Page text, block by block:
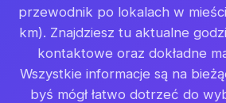
przewodnik po lokalach w
km). Znajdziesz tu aktualne
kontaktowe oraz dokładne
Wszystkie informacje są na
byś mógł łatwo dotrzeć do